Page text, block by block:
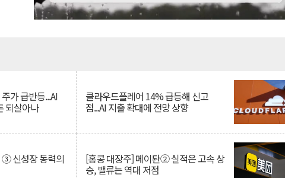
가 급반등...AI
되살아나
클라우드플레어 14% 급등해 신고
점...AI 지출 확대에 전망 상향
③ 신성장 동력의 [홍콩 대장주] 메이퇀② 실적은 고속 상
승, 밸류는 역대 저점